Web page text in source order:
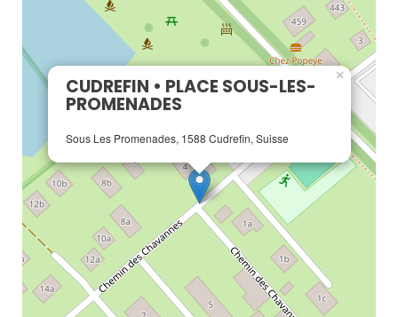
CUDREFIN • PLACE SOUS-LES-
PROMENADES
Sous Les Promenades, 1588 Cudrefin, Suisse
×